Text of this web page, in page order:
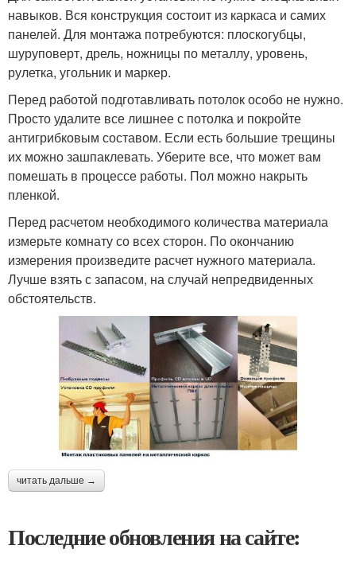
навыков. Вся конструкция состоит из каркаса и самих
панелей. Для монтажа потребуются: плоскогубцы,
шуруповерт, дрель, ножницы по металлу, уровень,
рулетка, угольник и маркер.
Перед работой подготавливать потолок особо не нужно.
Просто удалите все лишнее с потолка и покройте
антигрибковым составом. Если есть большие трещины
их можно зашпаклевать. Уберите все, что может вам
помешать в процессе работы. Пол можно накрыть
пленкой.
Перед расчетом необходимого количества материала
измерьте комнату со всех сторон. По окончанию
измерения произведите расчет нужного материала.
Лучше взять с запасом, на случай непредвиденных
обстоятельств.
читать дальше →
Последние обновления на сайте: